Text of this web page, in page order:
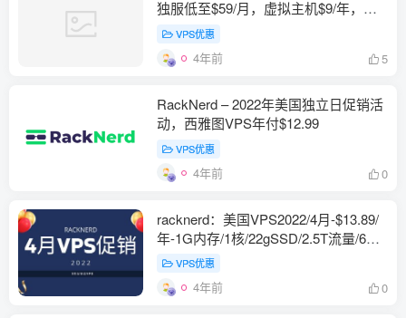
独服低至$59/月，虚拟主机$9/年，下
单自动抽盲盒随机减免金额
VPS优惠
4年前 5
RackNerd – 2022年美国独立日促销活
动，西雅图VPS年付$12.99
VPS优惠
4年前 0
racknerd：美国VPS2022/4月-$13.89/
年-1G内存/1核/22gSSD/2.5T流量/6个
可选机房,
VPS优惠
4年前 0